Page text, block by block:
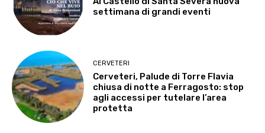
settimana di grandi eventi
CERVETERI
Cerveteri, Palude di Torre Flavia
chiusa di notte a Ferragosto: stop
agli accessi per tutelare l’area
protetta